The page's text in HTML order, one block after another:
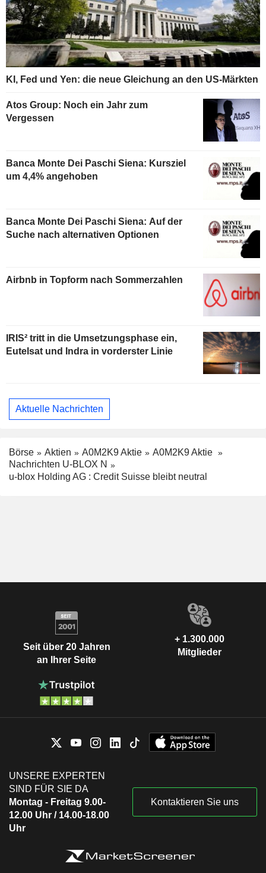
KI, Fed und Yen: die neue Gleichung an den US-Märkten
Atos Group: Noch ein Jahr zum
Vergessen
Banca Monte Dei Paschi Siena: Kursziel
um 4,4% angehoben
Banca Monte Dei Paschi Siena: Auf der
Suche nach alternativen Optionen
Airbnb in Topform nach Sommerzahlen
IRIS² tritt in die Umsetzungsphase ein,
Eutelsat und Indra in vorderster Linie
Aktuelle Nachrichten
Börse Aktien A0M2K9 Aktie
A0M2K9 Aktie
Nachrichten U-BLOX N
u-blox Holding AG : Credit Suisse bleibt neutral
Seit über 20 Jahren
an Ihrer Seite
+ 1.300.000
Mitglieder
UNSERE EXPERTEN
SIND FÜR SIE DA
Montag - Freitag 9.00-
12.00 Uhr / 14.00-18.00
Uhr
Kontaktieren Sie uns